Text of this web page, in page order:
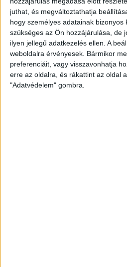
juthat, és megváltoztathatja
hogy személyes adatainak
szükséges az Ön hozzájárulása, de
ilyen jellegű adatkezelés ellen. A
weboldalra érvényesek. Bármikor
preferenciáit, vagy visszavonhatja
erre az oldalra, és rákattint az oldal
"Adatvédelem" gombra.
Hoppon maradtak a
program utolsó pályázói